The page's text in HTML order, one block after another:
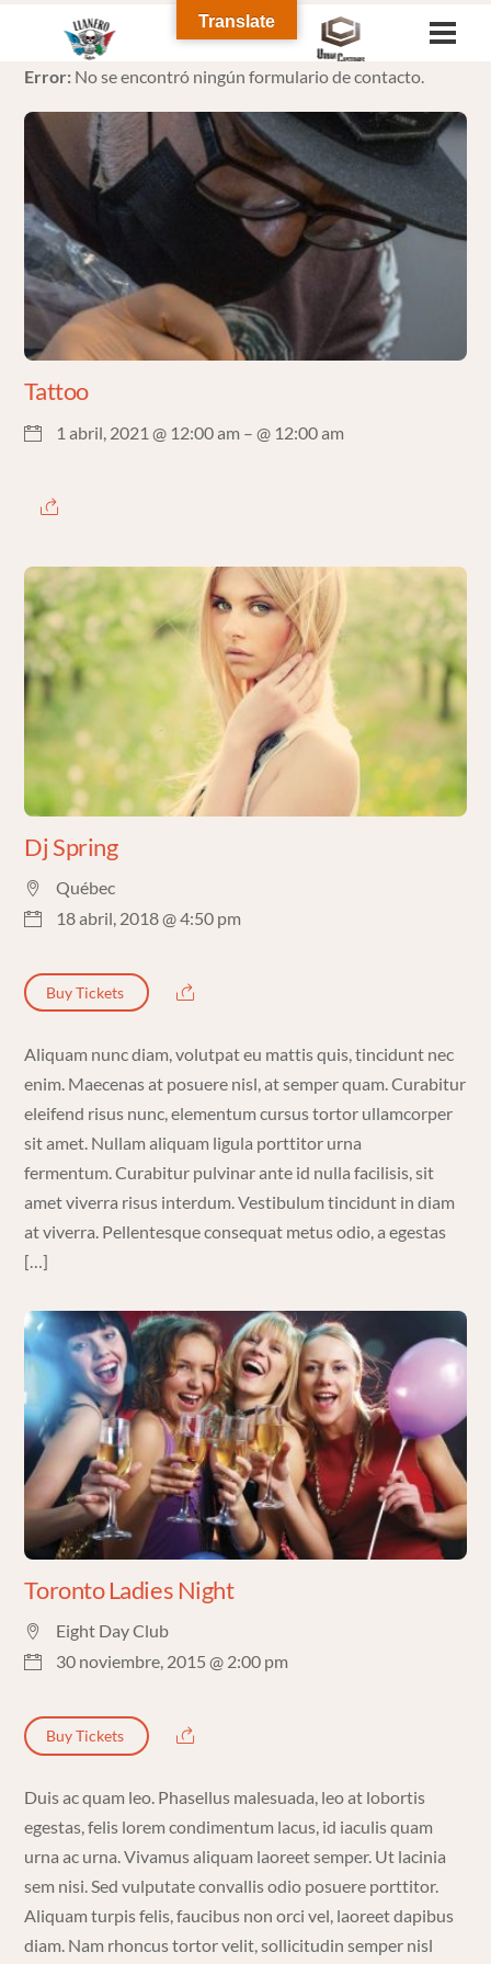
content
Error: No se encontró ningún formulario de contacto.
Tattoo
1 abril, 2021 @ 12:00 am – @ 12:00 am
Dj Spring
Québec
18 abril, 2018 @ 4:50 pm
Buy Tickets
Aliquam nunc diam, volutpat eu mattis quis, tincidunt nec
enim. Maecenas at posuere nisl, at semper quam. Curabitur
eleifend risus nunc, elementum cursus tortor ullamcorper
sit amet. Nullam aliquam ligula porttitor urna
fermentum. Curabitur pulvinar ante id nulla facilisis, sit
amet viverra risus interdum. Vestibulum tincidunt in diam
at viverra. Pellentesque consequat metus odio, a egestas
[…]
Toronto Ladies Night
Eight Day Club
30 noviembre, 2015 @ 2:00 pm
Buy Tickets
Duis ac quam leo. Phasellus malesuada, leo at lobortis
egestas, felis lorem condimentum lacus, id iaculis quam
urna ac urna. Vivamus aliquam laoreet semper. Ut lacinia
sem nisi. Sed vulputate convallis odio posuere porttitor.
Aliquam turpis felis, faucibus non orci vel, laoreet dapibus
diam. Nam rhoncus tortor velit, sollicitudin semper nisl
Translate